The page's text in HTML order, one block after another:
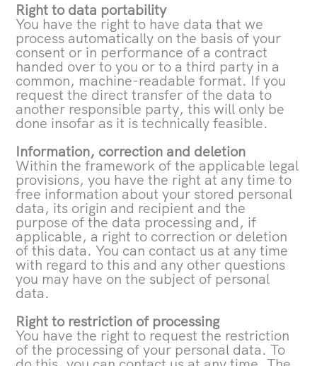
Right to data portability
You have the right to have data that we
process automatically on the basis of your
consent or in performance of a contract
handed over to you or to a third party in a
common, machine-readable format. If you
request the direct transfer of the data to
another responsible party, this will only be
done insofar as it is technically feasible.
Information, correction and deletion
Within the framework of the applicable legal
provisions, you have the right at any time to
free information about your stored personal
data, its origin and recipient and the
purpose of the data processing and, if
applicable, a right to correction or deletion
of this data. You can contact us at any time
with regard to this and any other questions
you may have on the subject of personal
data.
Right to restriction of processing
You have the right to request the restriction
of the processing of your personal data. To